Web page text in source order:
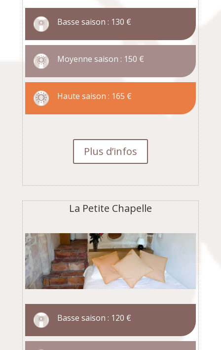
Basse saison : 130 €
Moyenne saison : 150 €
Haute saison : 165 €
Plus d’infos
La Petite Chapelle
Basse saison : 120 €